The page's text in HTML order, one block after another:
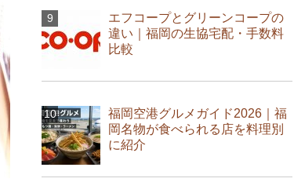
エフコープとグリーンコープの
違い｜福岡の生協宅配・手数料
比較
福岡空港グルメガイド2026｜福
岡名物が食べられる店を料理別
に紹介